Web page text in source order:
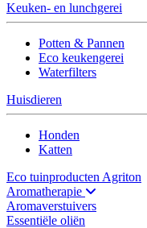
Keuken- en lunchgerei
Potten & Pannen
Eco keukengerei
Waterfilters
Huisdieren
Honden
Katten
Eco tuinproducten Agriton
Aromatherapie
Aromaverstuivers
Essentiële oliën